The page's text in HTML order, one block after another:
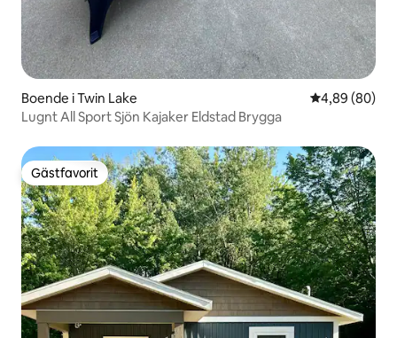
Boende i Twin Lake 4,89 av 5 i
4,89 (80)
Lugnt All Sport Sjön Kajaker Eldstad Brygga
Gästfavorit
Gästfavorit